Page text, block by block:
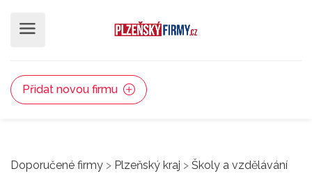
Přidat novou firmu
Doporučené firmy > Plzeňský kraj > Školy a vzdělávání